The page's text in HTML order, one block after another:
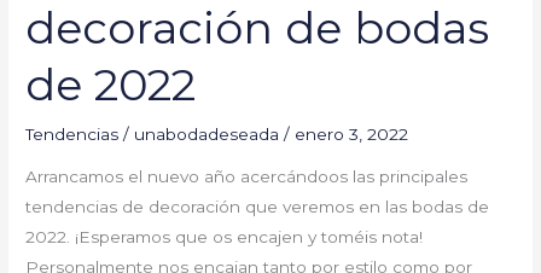
decoración de bodas
de 2022
Tendencias / unabodadeseada/ enero 3, 2022
Arrancamos el nuevo año acercándoos las principales
tendencias de decoración que veremos en las bodas de
2022. ¡Esperamos que os encajen y toméis nota!
Personalmente nos encajan tanto por estilo como por